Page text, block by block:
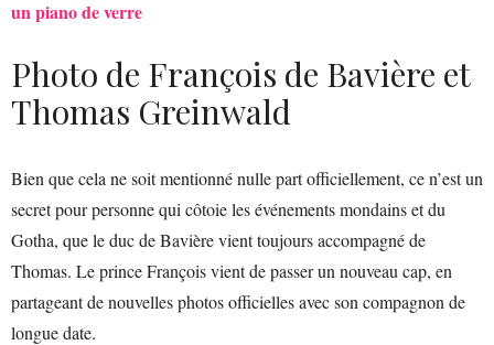
un piano de verre
Photo de François de Bavière et
Thomas Greinwald
Bien que cela ne soit mentionné nulle part officiellement, ce n’est un
secret pour personne qui côtoie les événements mondains et du
Gotha, que le duc de Bavière vient toujours accompagné de
Thomas. Le prince François vient de passer un nouveau cap, en
partageant de nouvelles photos officielles avec son compagnon de
longue date.